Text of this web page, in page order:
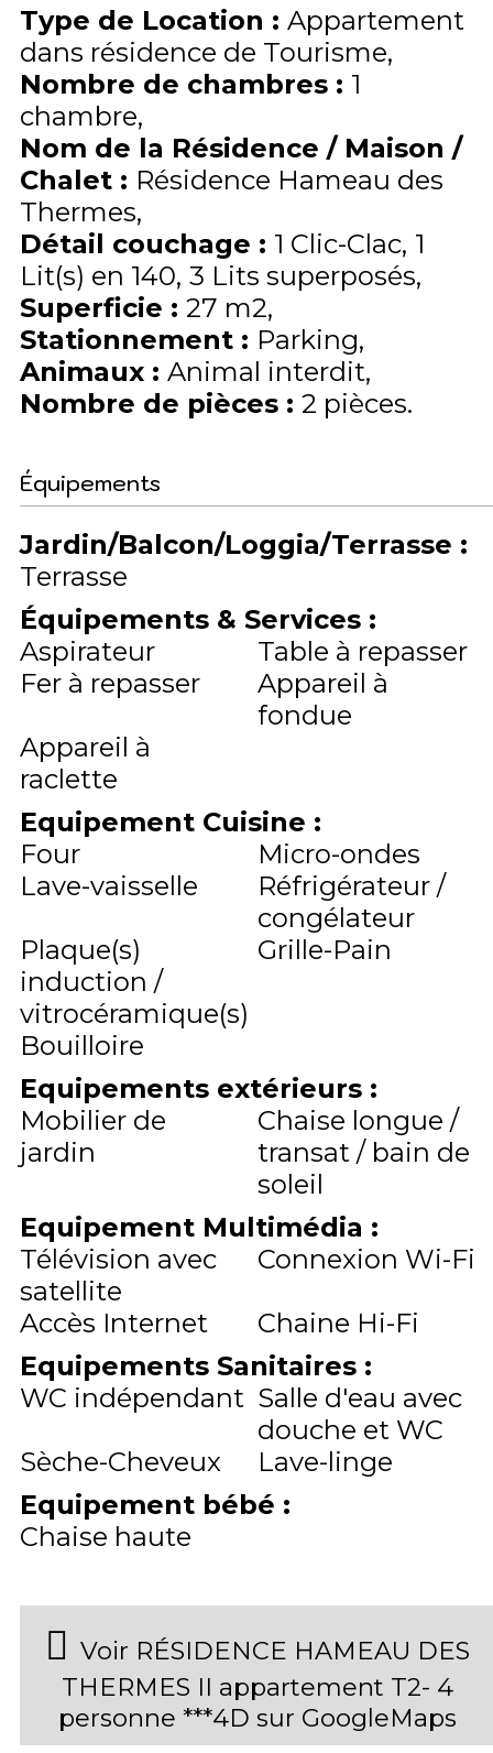
Type de Location : Appartement
dans résidence de Tourisme
Nombre de chambres : 1
chambre
Nom de la Résidence / Maison /
Chalet : Résidence Hameau des
Thermes
Détail couchage : 1 Clic-Clac 1
Lit(s) en 140 3 Lits superposés
Superficie : 27 m2
Stationnement : Parking
Animaux : Animal interdit
Nombre de pièces : 2 pièces
Équipements
Jardin/Balcon/Loggia/Terrasse :
Terrasse
Équipements & Services :
Aspirateur
Table à repasser
Fer à repasser
Appareil à
fondue
Appareil à
raclette
Equipement Cuisine :
Four
Micro-ondes
Lave-vaisselle
Réfrigérateur /
congélateur
Plaque(s)
induction /
vitrocéramique(s)
Grille-Pain
Bouilloire
Equipements extérieurs :
Mobilier de
jardin
Chaise longue /
transat / bain de
soleil
Equipement Multimédia :
Télévision avec
satellite
Connexion Wi-Fi
Accès Internet
Chaine Hi-Fi
Equipements Sanitaires :
WC indépendant Salle d'eau avec
douche et WC
Sèche-Cheveux
Lave-linge
Equipement bébé :
Chaise haute
Voir RÉSIDENCE HAMEAU DES
THERMES II appartement T2- 4
personne ***4D sur GoogleMaps